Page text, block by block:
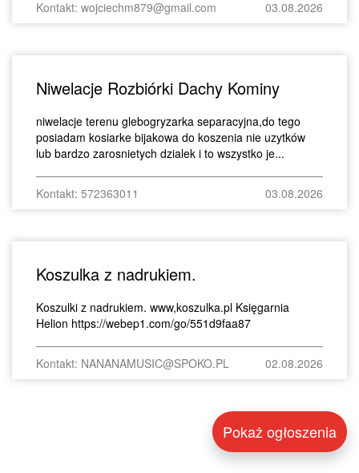
Kontakt: wojciechm879@gmail.com 03.08.2026
Niwelacje Rozbiórki Dachy Kominy
niwelacje terenu glebogryzarka separacyjna,do tego
posiadam kosiarke bijakowa do koszenia nie uzytków
lub bardzo zarosnietych dzialek i to wszystko je...
Kontakt: 572363011 03.08.2026
Koszulka z nadrukiem.
Koszulki z nadrukiem. www,koszulka.pl Księgarnia
Helion https://webep1.com/go/551d9faa87
Kontakt: NANANAMUSIC@SPOKO.PL 02.08.2026
Pokaż ogłoszenia